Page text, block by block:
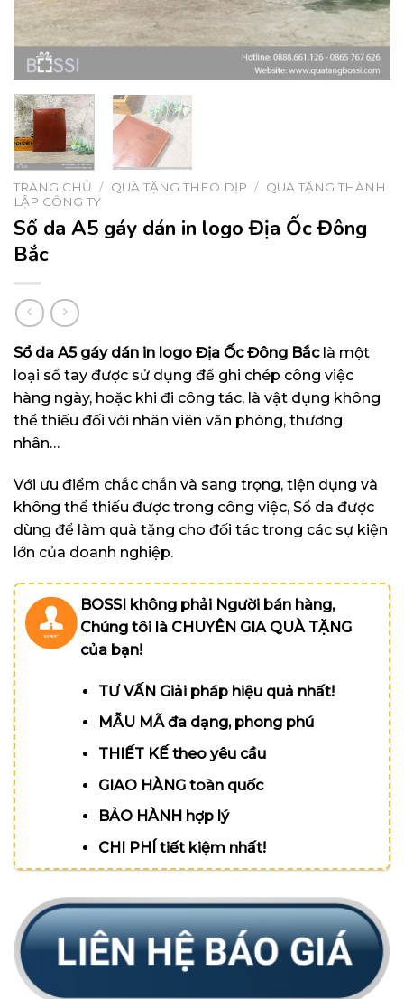
TRANG CHỦ / QUÀ TẶNG THEO DỊP / QUÀ TẶNG THÀNH
LẬP CÔNG TY
Sổ da A5 gáy dán in logo Địa Ốc Đông
Bắc
Sổ da A5 gáy dán in logo Địa Ốc Đông Bắclà một
loại sổ tay được sử dụng để ghi chép công việc
hàng ngày, hoặc khi đi công tác, là vật dụng không
thể thiếu đối với nhân viên văn phòng, thương
nhân…
Với ưu điểm chắc chắn và sang trọng, tiện dụng và
không thể thiếu được trong công việc, Sổ da được
dùng để làm quà tặng cho đối tác trong các sự kiện
lớn của doanh nghiệp.
BOSSI không phải Người bán hàng,
Chúng tôi là CHUYÊN GIA QUÀ TẶNG
của bạn!
TƯ VẤN Giải pháp hiệu quả nhất!
MẪU MÃ đa dạng, phong phú
THIẾT KẾ theo yêu cầu
GIAO HÀNG toàn quốc
BẢO HÀNH hợp lý
CHI PHÍ tiết kiệm nhất!